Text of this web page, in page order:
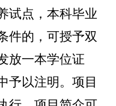
试点，本科毕业
件的，可授予双
放一本学位证
予以注明。项目